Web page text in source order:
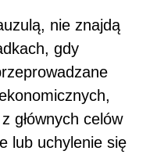
nie znajdą
gdy
głównych celów
lub uchylenie się